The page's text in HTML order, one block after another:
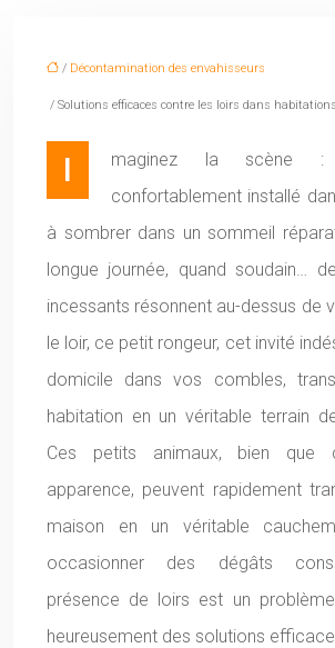
/ Décontamination des envahisseurs
/ Solutions efficaces contre les loirs dans habitations
Imaginez la scène : vous êtes
confortablement installé
à sombrer dans un sommeil
longue journée, quand soudain…
incessants résonnent au-dessus de
le loir, ce petit rongeur, cet invité
domicile dans vos combles,
habitation en un véritable terrain
Ces petits animaux, bien que
apparence, peuvent rapidement
maison en un véritable
occasionner des dégâts
présence de loirs est un
heureusement des solutions